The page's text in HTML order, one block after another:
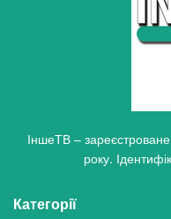
ІншеТВ –
року.
Категорії